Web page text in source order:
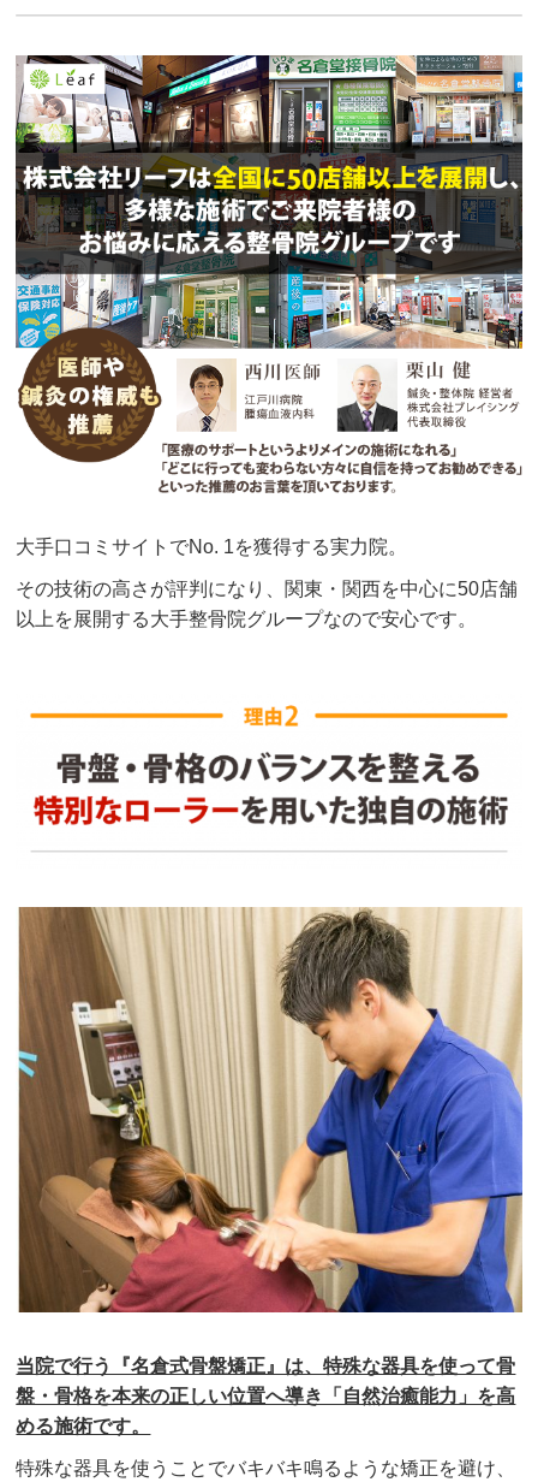
大手口コミサイトでNo. 1を獲得する実力院。
その技術の高さが評判になり、関東・関西を中心に50店舗
以上を展開する大手整骨院グループなので安心です。
当院で行う『名倉式骨盤矯正』は、特殊な器具を使って骨
盤・骨格を本来の正しい位置へ導き「自然治癒能力」を高
める施術です。
特殊な器具を使うことでバキバキ鳴るような矯正を避け、